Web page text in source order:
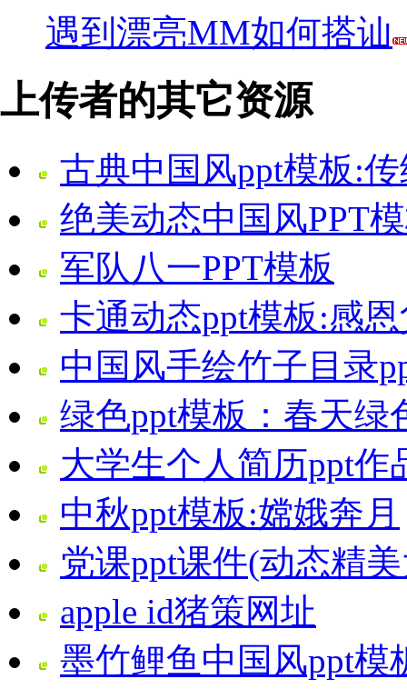
遇到漂亮MM如何搭讪
上传者的其它资源
古典中国风ppt模板:
绝美动态中国风PPT
军队八一PPT模板
卡通动态ppt模板:感
中国风手绘竹子目录
绿色ppt模板：春天绿
大学生个人简历ppt作
中秋ppt模板:嫦娥奔月
党课ppt课件(动态精
apple id猪策网址
墨竹鲤鱼中国风ppt模